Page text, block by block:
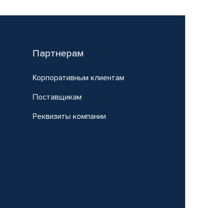
Партнерам
Корпоративным клиентам
Поставщикам
Реквизиты компании